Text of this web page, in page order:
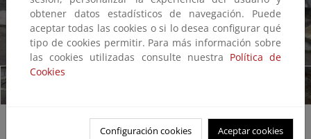
1/6
obtener datos estadísticos de navegación. Puede
aceptar todas las cookies o si lo desea configurar qué
tipo de cookies permitir. Para más información sobre
las cookies utilizadas consulte nuestra Política de
Cookies
Configuración cookies Aceptar cookies